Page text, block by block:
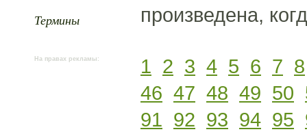
Термины
На правах рекламы:
произведена,
1 2 3 4 5 6 7 8
46 47 48 49 50
91 92 93 94 95